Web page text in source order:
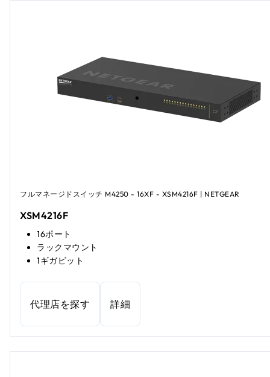
フルマネージドスイッチ M4250 - 16XF - XSM4216F | NETGEAR
XSM4216F
16ポート
ラックマウント
1ギガビット
代理店を探す 詳細